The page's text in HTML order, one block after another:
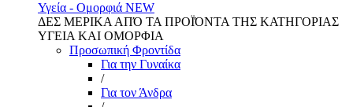
Υγεία - Ομορφιά NEW
ΔΕΣ ΜΕΡΙΚΑ ΑΠΌ ΤΑ ΠΡΟΪΌΝΤΑ ΤΗΣ ΚΑΤΗΓΟΡΙΑΣ
ΥΓΕΙΑ ΚΑΙ ΟΜΟΡΦΙΑ
Προσωπική Φροντίδα
Για την Γυναίκα
/
Για τον Άνδρα